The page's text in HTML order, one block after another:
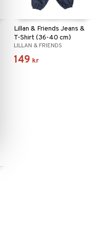
Lillan & Friends Jeans &
T-Shirt (36-40 cm)
LILLAN & FRIENDS
149 kr